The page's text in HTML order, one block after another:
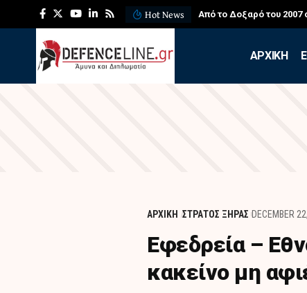
Hot News
τους πυροσβέστες ΛΕΦΕΔ: Η εντυπωσιακή
APXIKH
ΑΡΧΙΚΗ ΣΤΡΑΤΟΣ ΞΗΡΑΣ DECEMBER
Εφεδρεία –
κακείνο μη